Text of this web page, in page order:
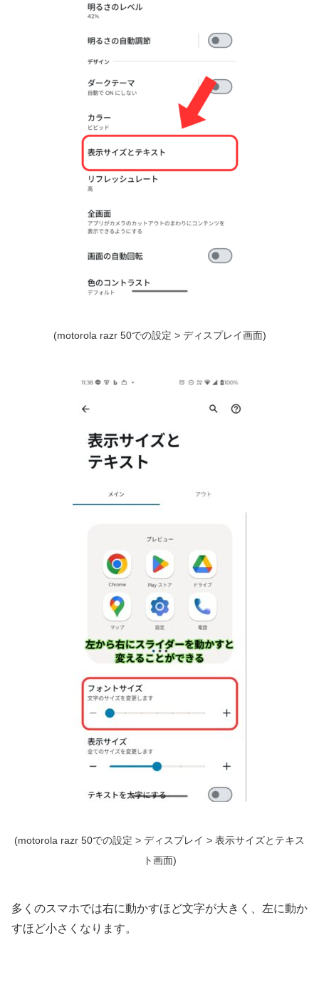
(motorola razr 50での設定 > ディスプレイ画面)
(motorola razr 50での設定 > ディスプレイ > 表示サイズとテキス
ト画面)
多くのスマホでは右に動かすほど文字が大きく、左に動か
すほど小さくなります。